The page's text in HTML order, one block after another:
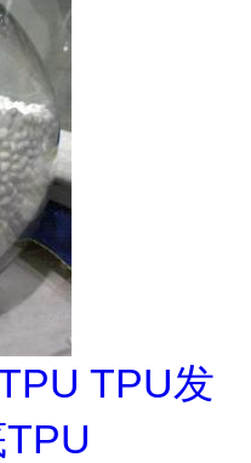
TPU发